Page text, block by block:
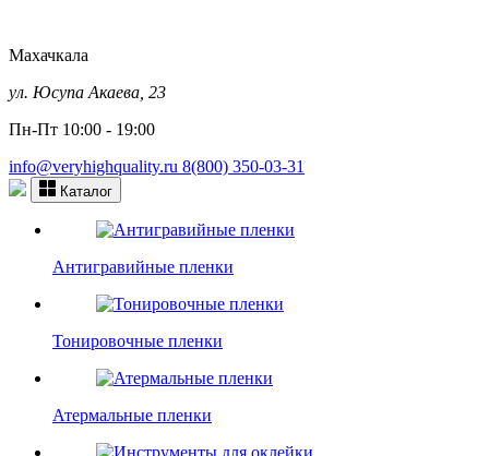
Махачкала
ул. Юсупа Акаева, 23
Пн-Пт 10:00 - 19:00
info@veryhighquality.ru 8(800) 350-03-31
Каталог
Антигравийные пленки
Тонировочные пленки
Атермальные пленки